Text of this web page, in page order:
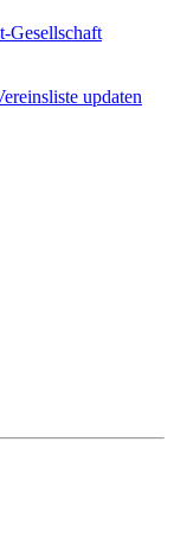
Gesellschaft
updaten